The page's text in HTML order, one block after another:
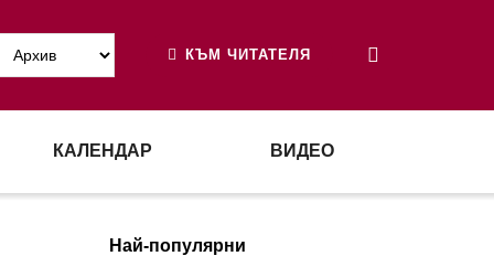
КЪМ ЧИТАТЕЛЯ
КАЛЕНДАР ВИДЕО
Най-популярни